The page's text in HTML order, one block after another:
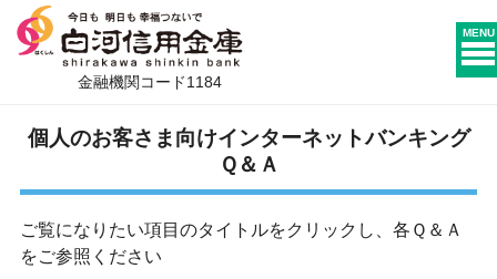
MENU
金融機関コード1184
個人のお客さま向けインターネットバンキング
Ｑ＆Ａ
ご覧になりたい項目のタイトルをクリックし、各Ｑ＆Ａ
をご参照ください